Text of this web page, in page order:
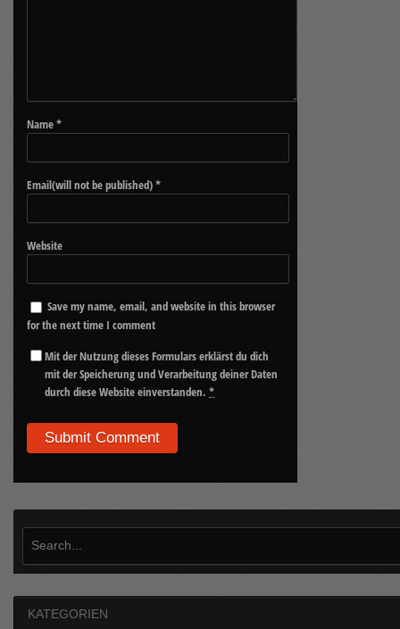
Name*
Email(will not be published)*
Website
Save my name, email, and website in this browser
for the next time I comment
Mit der Nutzung dieses Formulars erklärst du dich
mit der Speicherung und Verarbeitung deiner Daten
durch diese Website einverstanden.*
KATEGORIEN